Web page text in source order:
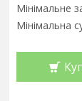
Мінімальне
Мінімальна